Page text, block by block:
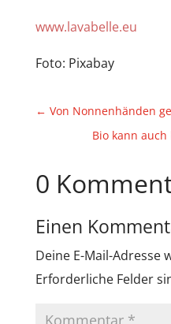
www.lavabelle.eu
Foto: Pixabay
← Von Nonnenhänden
Bio kann
0
Einen
Deine E-Mail-
Erforderliche Felder